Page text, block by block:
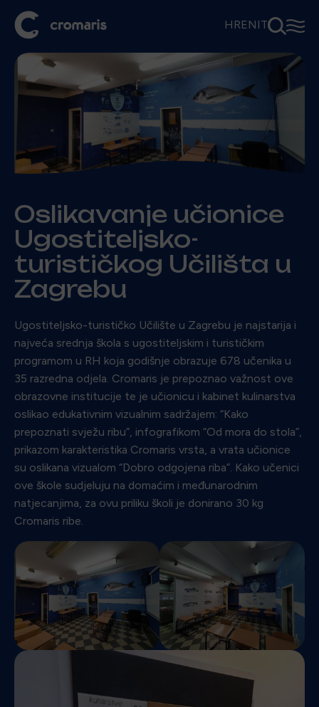
HREN IT⚲☰
Oslikavanje učionice
Ugostiteljsko-
turističkog Učilišta u
Zagrebu
Ugostiteljsko-turističko Učilište u Zagrebu je najstarija i
najveća srednja škola s ugostiteljskim i turističkim
programom u RH koja godišnje obrazuje 678 učenika u
35 razredna odjela. Cromaris je prepoznao važnost ove
obrazovne institucije te je učionicu i kabinet kulinarstva
oslikao edukativnim vizualnim sadržajem: “Kako
prepoznati svježu ribu”, infografikom “Od mora do stola”,
prikazom karakteristika Cromaris vrsta, a vrata učionice
su oslikana vizualom “Dobro odgojena riba”. Kako učenici
ove škole sudjeluju na domaćim i međunarodnim
natjecanjima, za ovu priliku školi je donirano 30 kg
Cromaris ribe.